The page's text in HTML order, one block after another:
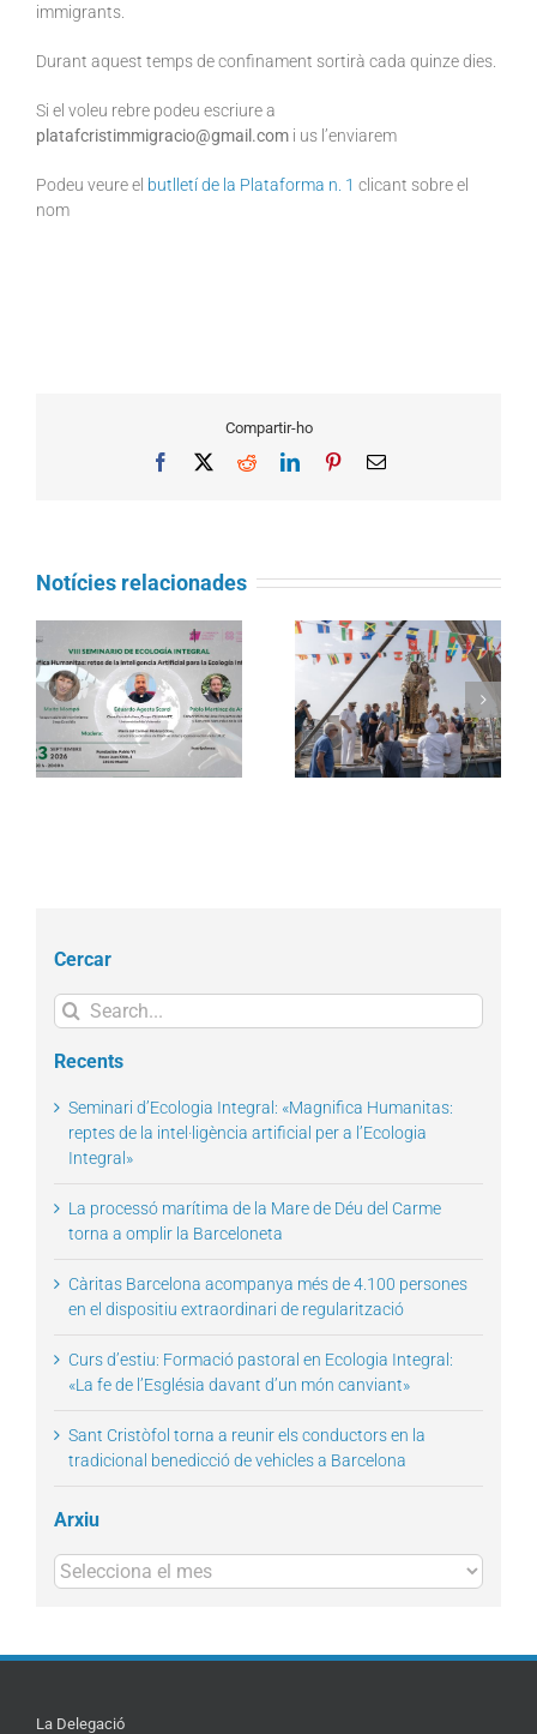
immigrants.
Durant aquest temps de confinament sortirà cada quinze dies.
Si el voleu rebre podeu escriure a
platafcristimmigracio@gmail.com i us l’enviarem
Podeu veure el butlletí de la Plataforma n. 1 clicant sobre el
nom
Compartir-ho
Facebook RedditLinkedInPinterestEmail
Notícies relacionades
La processó marítima
de la Mare de Déu del
Carme torna a omplir la
Barceloneta
Càritas Barcelona
acompanya més de
4.100 persones en el
dispositiu extraordinari
de regularització
Cercar
Search
for:
Recents
Seminari d’Ecologia Integral: «Magnifica Humanitas:
reptes de la intel·ligència artificial per a l’Ecologia
Integral»
La processó marítima de la Mare de Déu del Carme
torna a omplir la Barceloneta
Càritas Barcelona acompanya més de 4.100 persones
en el dispositiu extraordinari de regularització
Curs d’estiu: Formació pastoral en Ecologia Integral:
«La fe de l’Església davant d’un món canviant»
Sant Cristòfol torna a reunir els conductors en la
tradicional benedicció de vehicles a Barcelona
Arxiu
Arxius
La Delegació